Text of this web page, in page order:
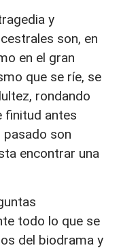
y
son, en
en el gran
que se ríe, se
rondando
finitud antes
son
encontrar una
todo lo que se
del biodrama y